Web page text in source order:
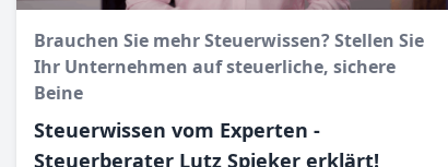
Brauchen Sie mehr Steuerwissen? Stellen Sie
Ihr Unternehmen auf steuerliche, sichere
Beine
Steuerwissen vom Experten -
Steuerberater Lutz Spieker erklärt!